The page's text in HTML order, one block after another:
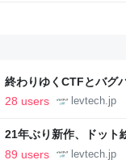
終わりゆくCTFとバグ
ること【フォーカス】
28 users levtech.jp
21年ぶり新作、ドット
ついて作者に聞く【フ
89 users levtech.jp